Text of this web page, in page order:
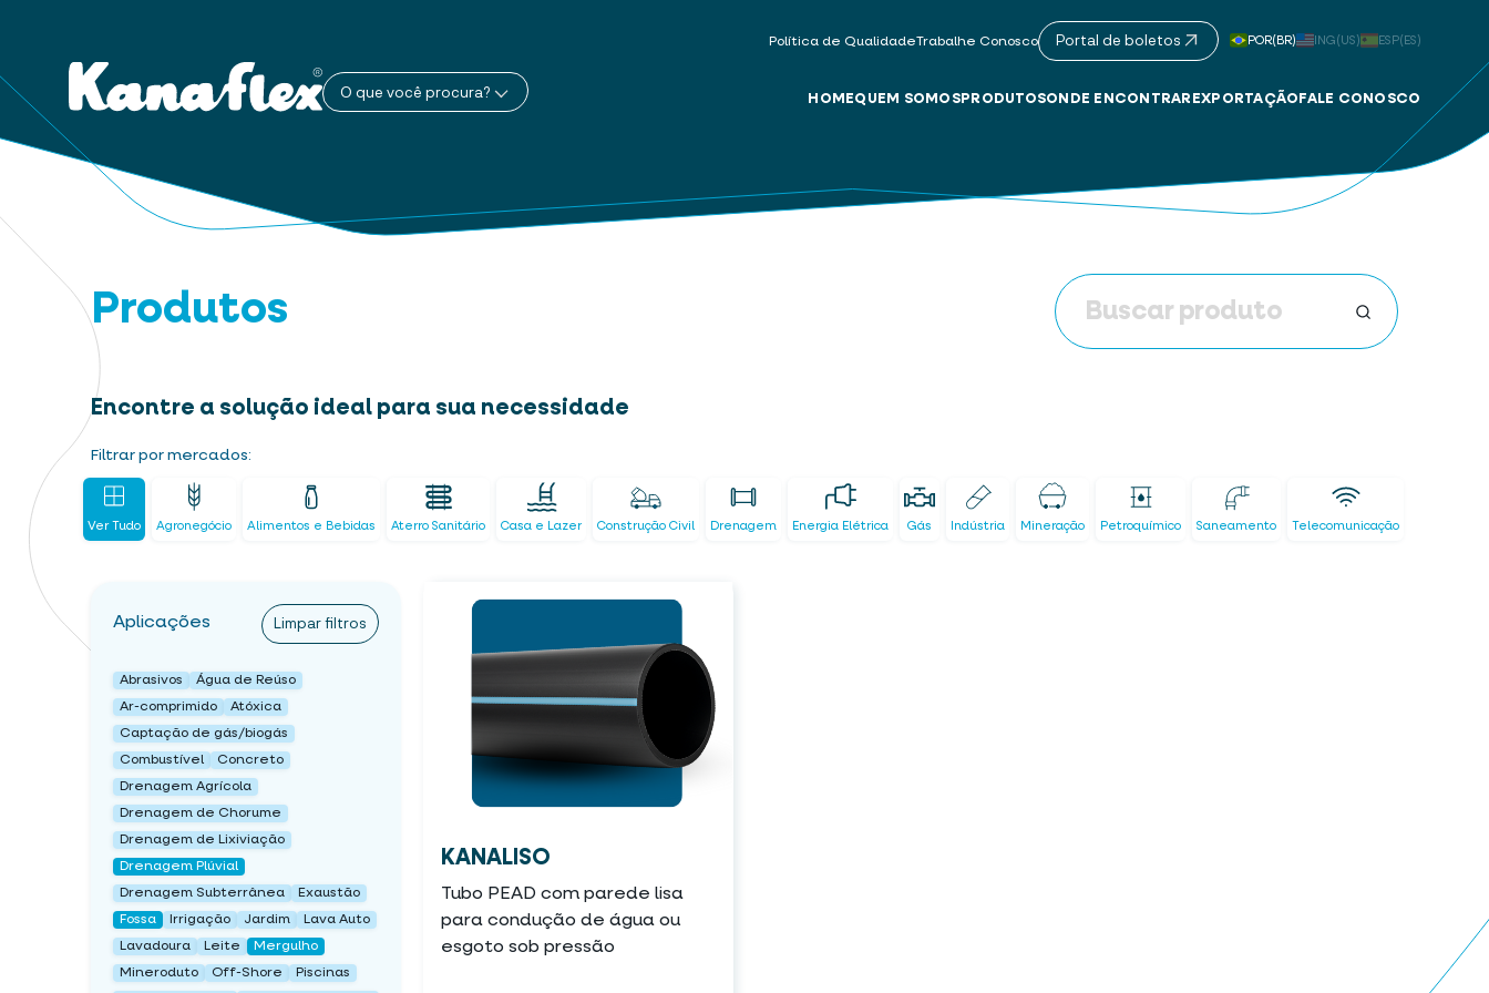
Política de QualidadeTrabalhe Conosco Portal de boletos POR(BR) ING(US) ESP(ES)
O que você procura? HOMEQUEM SOMOS PRODUTOSONDE ENCONTRAR EXPORTAÇÃO FALE CONOSCO
Produtos
Encontre a solução ideal para sua necessidade
Filtrar por mercados:
Ver Tudo Agronegócio Alimentos e Bebidas Aterro Sanitário Casa e Lazer Construção Civil Drenagem Energia Elétrica Gás Indústria Mineração Petroquímico Saneamento Telecomunicação
Aplicações Limpar filtros
Abrasivos
Água de Reúso
Ar-comprimido
Atóxica
Captação de gás/biogás
Combustível
Concreto
Drenagem Agrícola
Drenagem de Chorume
Drenagem de Lixiviação
Drenagem Plúvial
Drenagem Subterrânea
Exaustão
Fossa
Irrigação Jardim
Lava Auto
Lavadoura
Leite
Mergulho
Mineroduto
Off-Shore
Piscinas
KANALISO
Tubo PEAD com parede lisa
para condução de água ou
esgoto sob pressão